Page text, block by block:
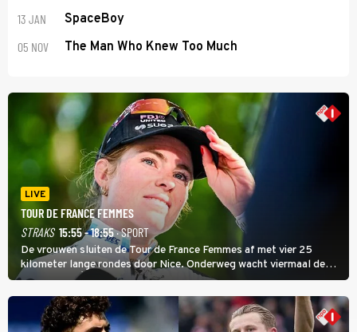
13 JAN SpaceBoy
05 NOV The Man Who Knew Too Much
LIVE
TOUR DE FRANCE FEMMES
STRAKS 15:55 - 18:55· SPORT
De vrouwen sluiten de Tour de France Femmes af met vier 25
kilometer lange rondes door Nice. Onderweg wacht viermaal de
zware Col d'Èze. Aan de finish op de Promenade des Anglais krijgt
de eindwinnaar de laatste gele trui.